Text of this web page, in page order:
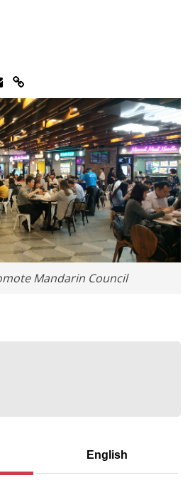
Facebook
via Twitter
via Email
Share via Link
Mandarin Council
English